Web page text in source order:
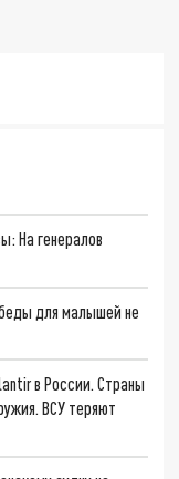
На генералов
для малышей не
в России. Страны
ВСУ теряют